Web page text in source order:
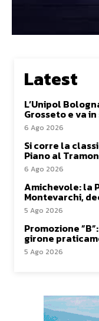
Latest
L’Unipol
Grosseto e va
6 Ago 2026
Si corre la
Piano al
6 Ago 2026
Amichevole: la
Montevarchi,
5 Ago 2026
Promozione
girone
5 Ago 2026